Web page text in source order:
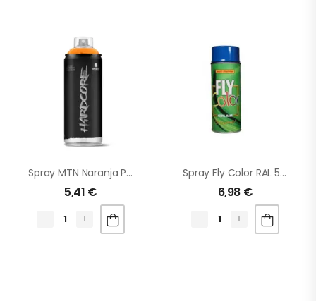
Spray MTN Naranja Pastel
5,41 €
Spray Fly Color RAL 5010 Azul Genciana
6,98 €